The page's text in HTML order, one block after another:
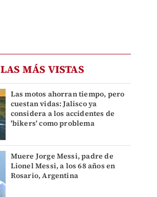
LAS MÁS VISTAS
Las motos ahorran tiempo, pero
cuestan vidas: Jalisco ya
considera a los accidentes de
'bikers' como problema
Muere Jorge Messi, padre de
Lionel Messi, a los 68 años en
Rosario, Argentina